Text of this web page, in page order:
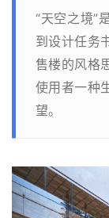
“天空之境”
到设计任务
售楼的风格
使用者一种
望。